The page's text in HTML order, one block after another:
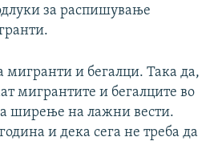
за распишување
мигранти и бегалци. Така да,
мигрантите и бегалците во
ширење на лажни вести.
и дека сега не треба да